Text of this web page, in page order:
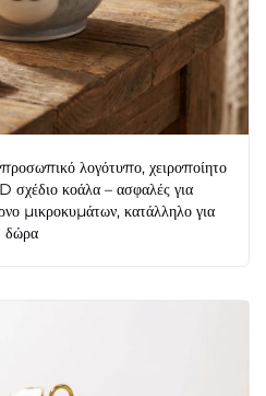
λογότυπο, χειροποίητο
σχέδιο κοάλα – ασφαλές για
μικροκυμάτων, κατάλληλο για
δώρα